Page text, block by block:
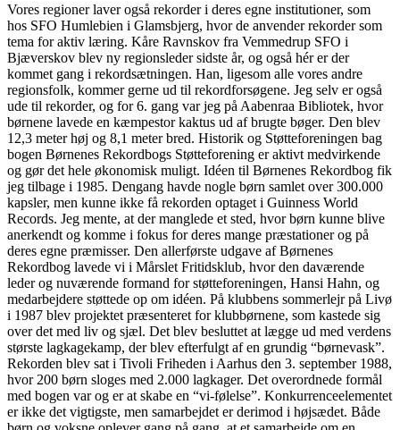
Vores regioner laver også rekorder i deres egne institutioner, som
hos SFO Humlebien i Glamsbjerg, hvor de anvender rekorder som
tema for aktiv læring. Kåre Ravnskov fra Vemmedrup SFO i
Bjæverskov blev ny regionsleder sidste år, og også hér er der
kommet gang i rekordsætningen. Han, ligesom alle vores andre
regionsfolk, kommer gerne ud til rekordforsøgene. Jeg selv er også
ude til rekorder, og for 6. gang var jeg på Aabenraa Bibliotek, hvor
børnene lavede en kæmpestor kaktus ud af brugte bøger. Den blev
12,3 meter høj og 8,1 meter bred. Historik og Støtteforeningen bag
bogen Børnenes Rekordbogs Støtteforening er aktivt medvirkende
og gør det hele økonomisk muligt. Idéen til Børnenes Rekordbog fik
jeg tilbage i 1985. Dengang havde nogle børn samlet over 300.000
kapsler, men kunne ikke få rekorden optaget i Guinness World
Records. Jeg mente, at der manglede et sted, hvor børn kunne blive
anerkendt og komme i fokus for deres mange præstationer og på
deres egne præmisser. Den allerførste udgave af Børnenes
Rekordbog lavede vi i Mårslet Fritidsklub, hvor den daværende
leder og nuværende formand for støtteforeningen, Hansi Hahn, og
medarbejdere støttede op om idéen. På klubbens sommerlejr på Livø
i 1987 blev projektet præsenteret for klubbørnene, som kastede sig
over det med liv og sjæl. Det blev besluttet at lægge ud med verdens
største lagkagekamp, der blev efterfulgt af en grundig “børnevask”.
Rekorden blev sat i Tivoli Friheden i Aarhus den 3. september 1988,
hvor 200 børn sloges med 2.000 lagkager. Det overordnede formål
med bogen var og er at skabe en “vi-følelse”. Konkurrenceelementet
er ikke det vigtigste, men samarbejdet er derimod i højsædet. Både